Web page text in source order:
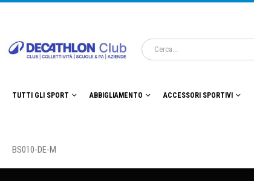
TUTTI GLI SPORT ABBIGLIAMENTO ACCESSORI SPORTIVI
BS010-DE-M